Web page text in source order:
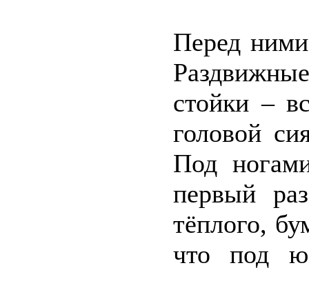
Перед
стойки –
головой
Под
первый
тёплого,
что под